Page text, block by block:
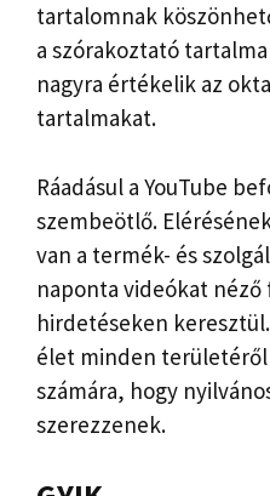
tartalomnak
a szórakoztató
nagyra értékelik az
tartalmakat.
Ráadásul a YouTube
szembeötlő.
van a termék- és
naponta videókat
hirdetéseken
élet minden
számára, hogy
szerezzenek.